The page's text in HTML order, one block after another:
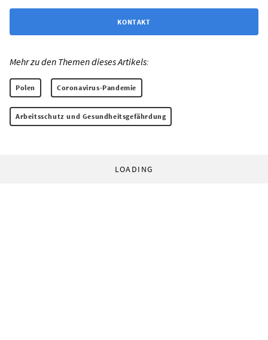
KONTAKT
Mehr zu den Themen dieses Artikels:
Polen Coronavirus-Pandemie
Arbeitsschutz und Gesundheitsgefährdung
LOADING